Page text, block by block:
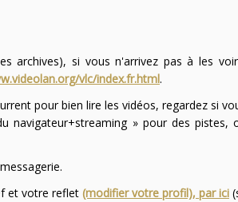
archives), si vous n'arrivez pas à les
vlc/index.fr.html.
pour bien lire les vidéos, regardez si
navigateur+streaming » pour des
et votre reflet (modifier votre profil), par ici